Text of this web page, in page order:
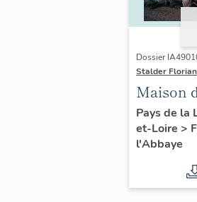
Dossier
Stalder Florian
Maison
Saint-
Pays de la
et-Loire >
l'Abbaye